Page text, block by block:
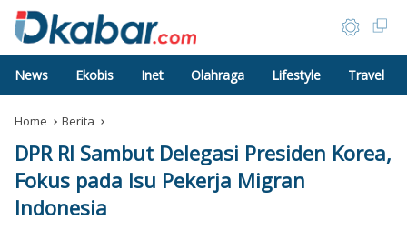
News Ekobis Inet Olahraga Lifestyle Travel
Home Berita
DPR RI Sambut Delegasi Presiden Korea,
Fokus pada Isu Pekerja Migran
Indonesia